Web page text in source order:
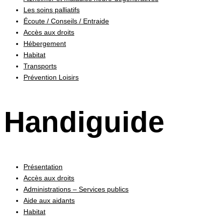
Les soins palliatifs
Écoute / Conseils / Entraide
Accès aux droits
Hébergement
Habitat
Transports
Prévention Loisirs
Handiguide
Présentation
Accès aux droits
Administrations – Services publics
Aide aux aidants
Habitat